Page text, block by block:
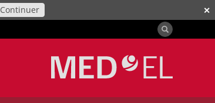
✕
Continuer